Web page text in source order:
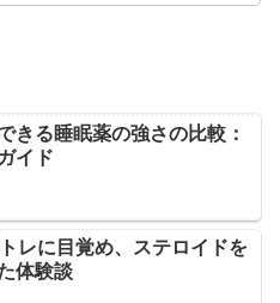
きる睡眠薬の強さの比較：
イド
レに目覚め、ステロイドを
体験談